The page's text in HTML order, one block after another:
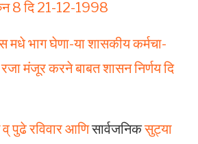
8 दि 21-12-1998
मधे भाग घेणा-या शासकीय कर्मचा-
रजा मंजूर करने बाबत शासन निर्णय दि
व् पुढे रविवार आणिसार्वजनिकसुट्या